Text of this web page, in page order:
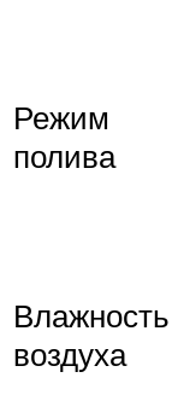
Режим
полива
Влажность
воздуха